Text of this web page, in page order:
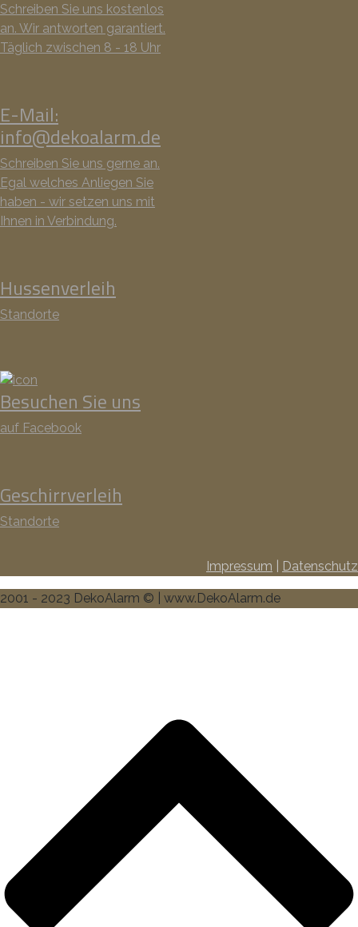
Schreiben Sie uns kostenlos
an. Wir antworten garantiert.
Täglich zwischen 8 - 18 Uhr
E-Mail:
info@dekoalarm.de
Schreiben Sie uns gerne an.
Egal welches Anliegen Sie
haben - wir setzen uns mit
Ihnen in Verbindung.
Hussenverleih
Standorte
Besuchen Sie uns
auf Facebook
Geschirrverleih
Standorte
Impressum Datenschutz
2001 - 2023 DekoAlarm © | www.DekoAlarm.de